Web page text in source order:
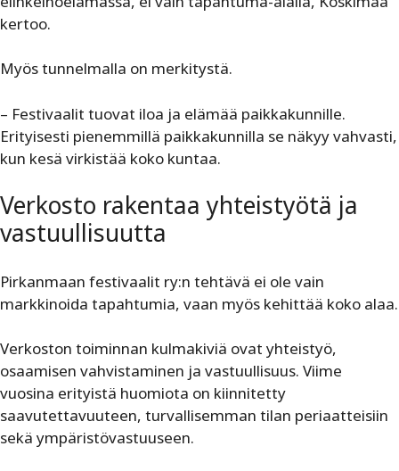
kertoo.
Myös tunnelmalla on merkitystä.
– Festivaalit tuovat iloa ja elämää paikkakunnille.
Erityisesti pienemmillä paikkakunnilla se näkyy vahvasti,
kun kesä virkistää koko kuntaa.
Verkosto rakentaa yhteistyötä ja
vastuullisuutta
Pirkanmaan festivaalit ry:n tehtävä ei ole vain
markkinoida tapahtumia, vaan myös kehittää koko alaa.
Verkoston toiminnan kulmakiviä ovat yhteistyö,
osaamisen vahvistaminen ja vastuullisuus. Viime
vuosina erityistä huomiota on kiinnitetty
saavutettavuuteen, turvallisemman tilan periaatteisiin
sekä ympäristövastuuseen.